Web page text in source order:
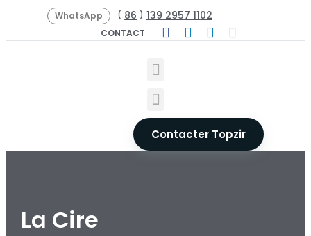
WhatsApp ( 86 ) 139 2957 1102
CONTACT
Contacter Topzir
La Cire